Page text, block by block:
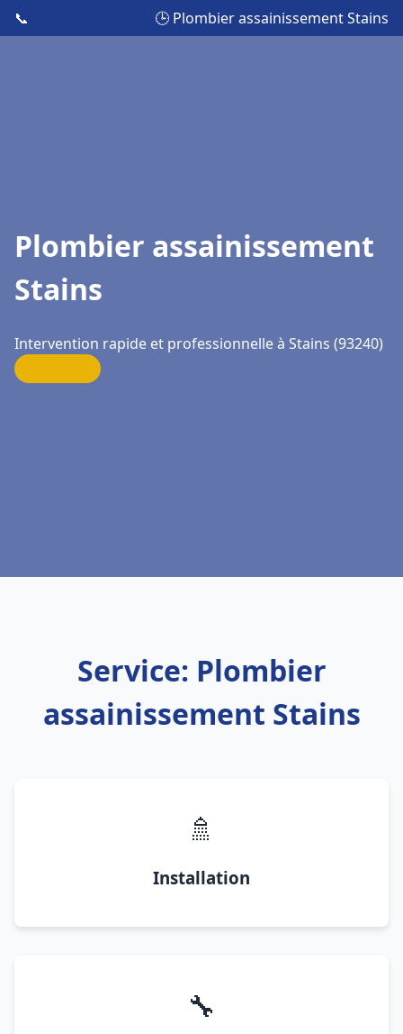
📞 🕒 Plombier assainissement Stains
Plombier assainissement
Stains
Intervention rapide et professionnelle à Stains (93240)
Service: Plombier
assainissement Stains
🚿
Installation
🔧